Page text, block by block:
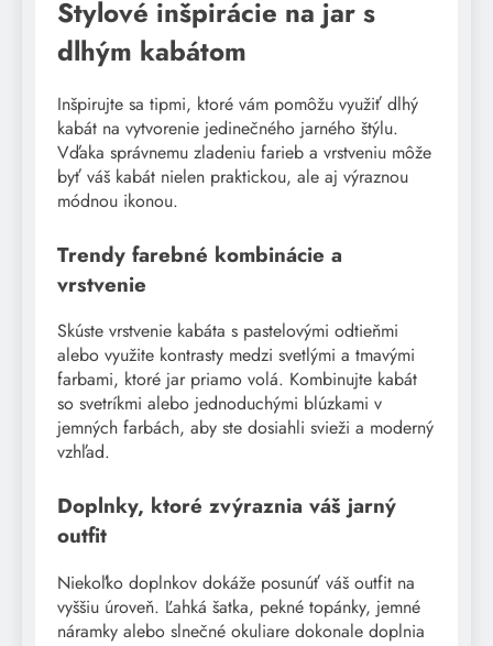
Stylové inšpirácie na jar s
dlhým kabátom
Inšpirujte sa tipmi, ktoré vám pomôžu využiť dlhý
kabát na vytvorenie jedinečného jarného štýlu.
Vďaka správnemu zladeniu farieb a vrstveniu môže
byť váš kabát nielen praktickou, ale aj výraznou
módnou ikonou.
Trendy farebné kombinácie a
vrstvenie
Skúste vrstvenie kabáta s pastelovými odtieňmi
alebo využite kontrasty medzi svetlými a tmavými
farbami, ktoré jar priamo volá. Kombinujte kabát
so svetríkmi alebo jednoduchými blúzkami v
jemných farbách, aby ste dosiahli svieži a moderný
vzhľad.
Doplnky, ktoré zvýraznia váš jarný
outfit
Niekoľko doplnkov dokáže posunúť váš outfit na
vyššiu úroveň. Ľahká šatka, pekné topánky, jemné
náramky alebo slnečné okuliare dokonale doplnia